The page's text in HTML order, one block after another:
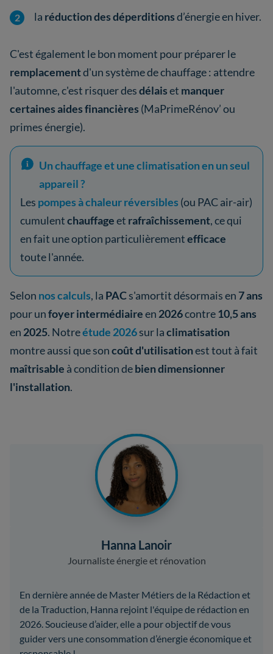
la réduction des déperditionsd’énergie en hiver.
C'est également le bon moment pour préparer le
remplacementd'un système de chauffage : attendre
l'automne, c'est risquer desdélaiset manquer
certaines aides financières (MaPrimeRénov’ ou
primes énergie).
Un chauffage et une climatisation en un seul
appareil ?
Les pompes à chaleur réversibles (ou PAC air-air)
cumulentchauffageet rafraîchissement, ce qui
en fait une option particulièrementefficace
toute l'année.
Selon nos calculs, la PACs'amortit désormais en 7 ans
pour unfoyer intermédiaireen 2026contre10,5 ans
en 2025. Notreétude 2026sur laclimatisation
montre aussi que soncoût d'utilisationest tout à fait
maîtrisable à condition debien dimensionner
l'installation.
Hanna Lanoir
Journaliste énergie et rénovation
En dernière année de Master Métiers de la Rédaction et
de la Traduction, Hanna rejoint l'équipe de rédaction en
2026. Soucieuse d’aider, elle a pour objectif de vous
guider vers une consommation d’énergie économique et